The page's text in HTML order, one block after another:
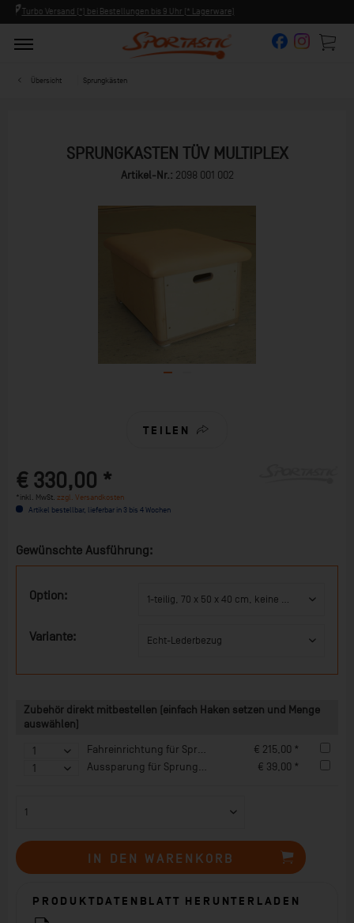
Persönliche Beratung ab 8:00 Uhr Früh (Mo-Fr)
Übersicht Sprungkästen
SPRUNGKASTEN TÜV MULTIPLEX
Artikel-Nr.: 2098 001 002
TEILEN
€ 330,00 *
*inkl. MwSt. zzgl. Versandkosten
Artikel bestellbar, lieferbar in 3 bis 4 Wochen
Gewünschte Ausführung:
Option:
Variante:
Zubehör direkt mitbestellen (einfach Haken setzen und Menge
auswählen)
Fahreinrichtung für Sprungkasten Multiplex und Favourite
€ 215,00 *
Aussparung für Sprungkasten 1 Paar/Teil
€ 39,00 *
IN DEN WARENKORB
PRODUKTDATENBLATT HERUNTERLADEN